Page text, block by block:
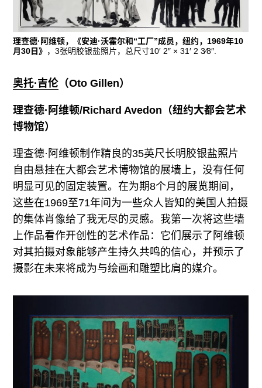
理查德·阿维顿，《安迪·沃霍尔和“工厂”成员，纽约，1969年10
月30日》 ，3张明胶银盐照片，总尺寸10′ 2″ × 31′ 2 3⁄8″.
奥托·吉伦 （Oto Gillen）
理查德·阿维顿/Richard Avedon（纽约大都会艺术
博物馆）
理查德·阿维顿制作精良的35英尺长明胶银盐照片
自由悬挂在大都会艺术博物馆的展墙上，没有任何
明显可见的固定装置。在为期8个月的展览期间，
这些在1969至71年间为一些众人皆知的美国人拍摄
的集体肖像给了我无尽的灵感。我第一次将这些墙
上作品看作开创性的艺术作品：它们展示了阿维顿
对其拍摄对象能够产生持久共鸣的信心，并预示了
摄影在未来将成为与绘画和雕塑比肩的媒介。